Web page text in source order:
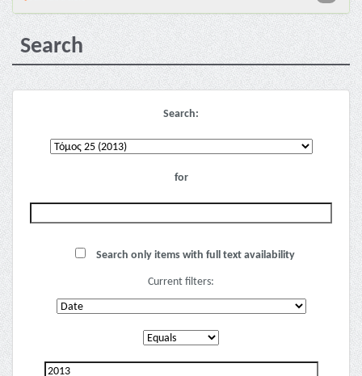
Search
Search:
for
Search only items with full text availability
Current filters: